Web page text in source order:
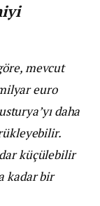
mevcut
euro
daha
küçülebilir
kadar bir